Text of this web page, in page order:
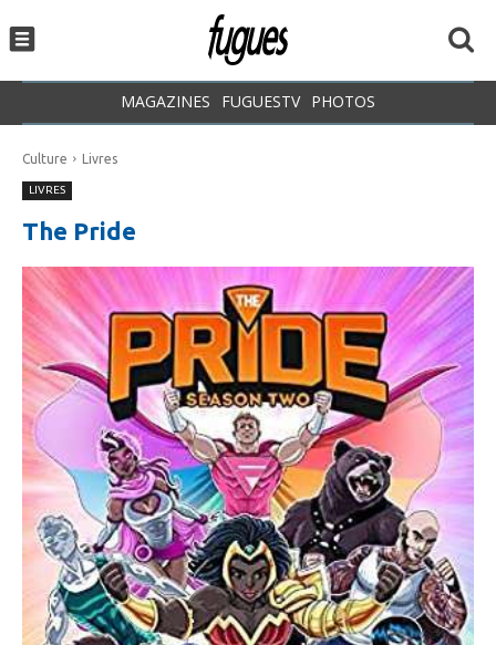
MAGAZINES FUGUESTV PHOTOS
Culture Livres
LIVRES
The Pride